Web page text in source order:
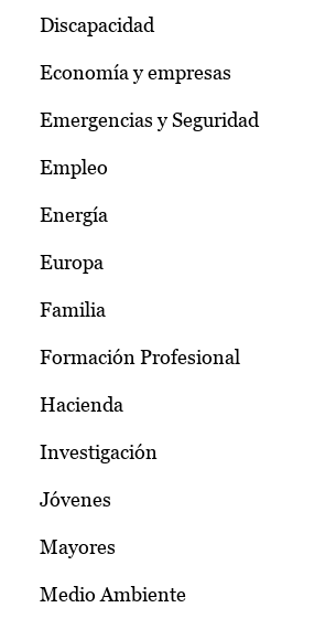
Discapacidad
Economía y empresas
Emergencias y Seguridad
Empleo
Energía
Europa
Familia
Formación Profesional
Hacienda
Investigación
Jóvenes
Mayores
Medio Ambiente